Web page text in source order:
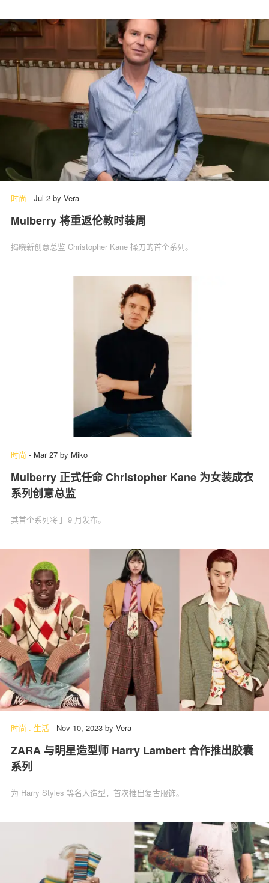
时尚 - Jul 2 by Vera
Mulberry 将重返伦敦时装周
揭晓新创意总监 Christopher Kane 操刀的首个系列。
时尚 - Mar 27 by Miko
Mulberry 正式任命 Christopher Kane 为女装成衣
系列创意总监
其首个系列将于 9 月发布。
时尚 . 生活 - Nov 10, 2023 by Vera
ZARA 与明星造型师 Harry Lambert 合作推出胶囊
系列
为 Harry Styles 等名人造型，首次推出复古服饰。